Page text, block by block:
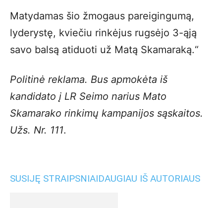
Matydamas šio žmogaus pareigingumą,
lyderystę, kviečiu rinkėjus rugsėjo 3-ąją
savo balsą atiduoti už Matą Skamaraką.“
Politinė reklama. Bus apmokėta iš
kandidato į LR Seimo narius Mato
Skamarako rinkimų kampanijos sąskaitos.
Užs. Nr. 111.
SUSIJĘ STRAIPSNIAIDAUGIAU IŠ AUTORIAUS